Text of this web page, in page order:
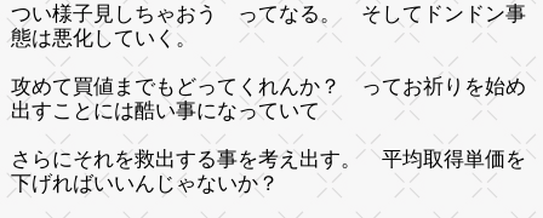
つい様子見しちゃおう ってなる。 そしてドンドン事
態は悪化していく。
攻めて買値までもどってくれんか？ ってお祈りを始め
出すことには酷い事になっていて
さらにそれを救出する事を考え出す。 平均取得単価を
下げればいいんじゃないか？